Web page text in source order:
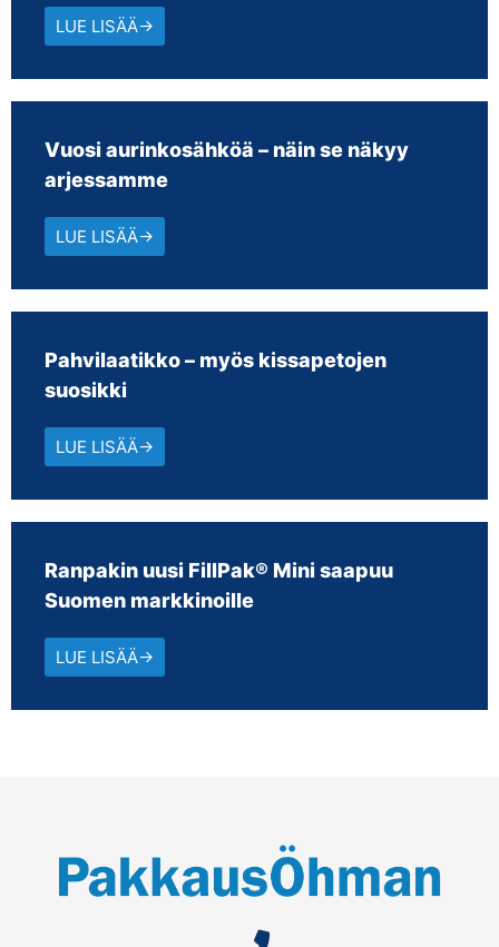
LUE LISÄÄ→
Vuosi aurinkosähköä – näin se näkyy
arjessamme
LUE LISÄÄ→
Pahvilaatikko – myös kissapetojen
suosikki
LUE LISÄÄ→
Ranpakin uusi FillPak® Mini saapuu
Suomen markkinoille
LUE LISÄÄ→